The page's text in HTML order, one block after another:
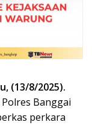
(13/8/2025).
Banggai
perkara